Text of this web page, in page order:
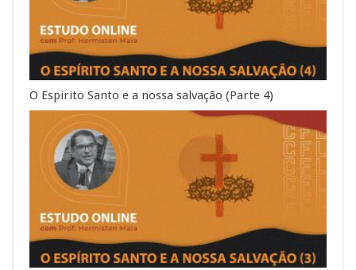
O Espirito Santo e a nossa salvação (Parte 4)